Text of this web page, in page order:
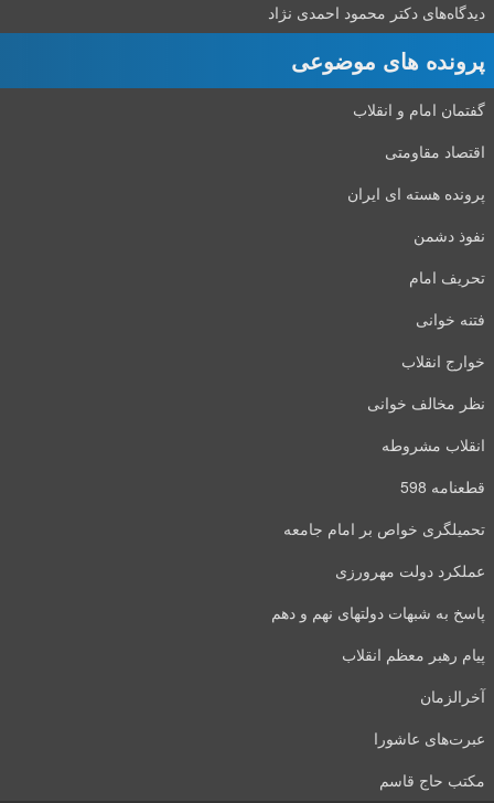
دیدگاه‌های دکتر محمود احمدی نژاد
پرونده های موضوعی
گفتمان امام و انقلاب
اقتصاد مقاومتی
پرونده هسته ای ایران
نفوذ دشمن
تحریف امام
فتنه خوانی
خوارج انقلاب
نظر مخالف خوانی
انقلاب مشروطه
قطعنامه 598
تحمیلگری خواص بر امام جامعه
عملکرد دولت مهرورزی
پاسخ به شبهات دولتهای نهم و دهم
پیام رهبر معظم انقلاب
آخرالزمان
عبرت‌های عاشورا
مکتب حاج قاسم